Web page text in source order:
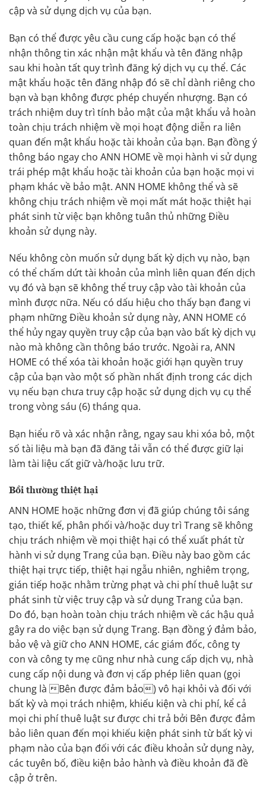
cập và sử dụng dịch vụ của bạn.
Bạn có thể được yêu cầu cung cấp hoặc bạn có thể
nhận thông tin xác nhận mật khẩu và tên đăng nhập
sau khi hoàn tất quy trình đăng ký dịch vụ cụ thể. Các
mật khẩu hoặc tên đăng nhập đó sẽ chỉ dành riêng cho
bạn và bạn không được phép chuyển nhượng. Bạn có
trách nhiệm duy trì tính bảo mật của mật khẩu vả hoàn
toàn chịu trách nhiệm về mọi hoạt động diễn ra liên
quan đến mật khẩu hoặc tài khoản của bạn. Bạn đồng ý
thông báo ngay cho ANN HOME về mọi hành vi sử dụng
trái phép mật khẩu hoặc tài khoản của bạn hoặc mọi vi
phạm khác về bảo mật. ANN HOME không thể và sẽ
không chịu trách nhiệm về mọi mất mát hoặc thiệt hại
phát sinh từ việc bạn không tuân thủ những Điều
khoản sử dụng này.
Nếu không còn muốn sử dụng bất kỳ dịch vụ nào, bạn
có thể chấm dứt tài khoản của mình liên quan đến dịch
vụ đó và bạn sẽ không thể truy cập vào tài khoản của
mình được nữa. Nếu có dấu hiệu cho thấy bạn đang vi
phạm những Điều khoản sử dụng này, ANN HOME có
thể hủy ngay quyền truy cập của bạn vào bất kỳ dịch vụ
nào mà không cần thông báo trước. Ngoài ra, ANN
HOME có thể xóa tài khoản hoặc giới hạn quyền truy
cập của bạn vào một số phần nhất định trong các dịch
vụ nếu bạn chưa truy cập hoặc sử dụng dịch vụ cụ thể
trong vòng sáu (6) tháng qua.
Bạn hiểu rõ và xác nhận rằng, ngay sau khi xóa bỏ, một
số tài liệu mà bạn đã đăng tải vẫn có thể được giữ lại
làm tài liệu cất giữ và/hoặc lưu trữ.
Bồi thường thiệt hại
ANN HOME hoặc những đơn vị đã giúp chúng tôi sáng
tạo, thiết kế, phân phối và/hoặc duy trì Trang sẽ không
chịu trách nhiệm về mọi thiệt hại có thể xuất phát từ
hành vi sử dụng Trang của bạn. Điều này bao gồm các
thiệt hại trực tiếp, thiệt hại ngẫu nhiên, nghiêm trọng,
gián tiếp hoặc nhằm trừng phạt và chi phí thuê luật sư
phát sinh từ việc truy cập và sử dụng Trang của bạn.
Do đó, bạn hoàn toàn chịu trách nhiệm về các hậu quả
gây ra do việc bạn sử dụng Trang. Bạn đồng ý đảm bảo,
bảo vệ và giữ cho ANN HOME, các giám đốc, công ty
con và công ty mẹ cũng như nhà cung cấp dịch vụ, nhà
cung cấp nội dung và đơn vị cấp phép liên quan (gọi
chung là Bên được đảm bảo) vô hại khỏi và đối với
bất kỳ và mọi trách nhiệm, khiếu kiện và chi phí, kể cả
mọi chi phí thuê luật sư được chi trả bởi Bên được đảm
bảo liên quan đến mọi khiếu kiện phát sinh từ bất kỳ vi
phạm nào của bạn đối với các điều khoản sử dụng này,
các tuyên bố, điều kiện bảo hành và điều khoản đã đề
cập ở trên.